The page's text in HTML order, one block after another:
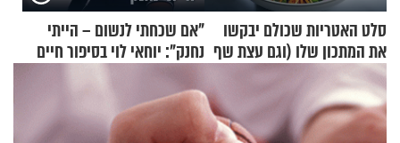
סלט האטריות שכולם יבקשו
את המתכון שלו (וגם עצת שף
להגשת הרוטב)
"אם שכחתי לנשום – הייתי
נחנק": יוחאי לוי בסיפור חיים